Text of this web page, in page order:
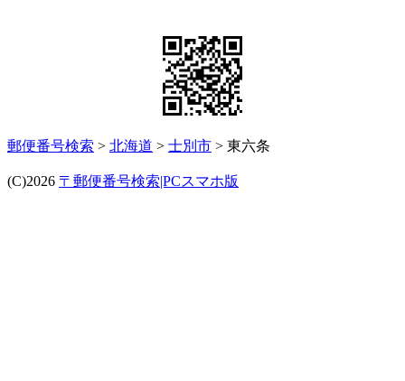
郵便番号検索 > 北海道 > 士別市 > 東六条
(C)2026 〒郵便番号検索|PCスマホ版